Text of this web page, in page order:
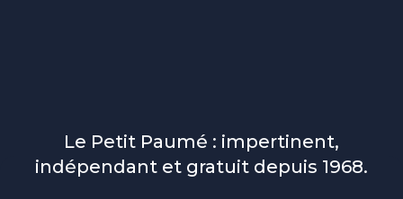
Le Petit Paumé : impertinent,
indépendant et gratuit depuis 1968.